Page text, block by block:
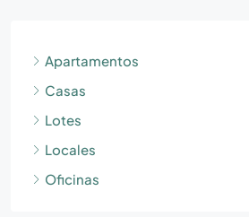
Apartamentos
Casas
Lotes
Locales
Oficinas